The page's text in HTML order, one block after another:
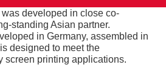
developed in close co-
standing Asian partner.
in Germany, assembled in
designed to meet the
screen printing applications.